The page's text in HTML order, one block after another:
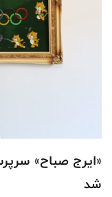
«ایرج صباح»
شد